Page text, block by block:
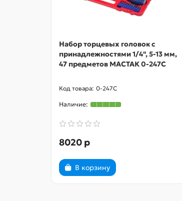
Набор торцевых головок с
принадлежностями 1/4", 5-13 мм,
47 предметов МАСТАК 0-247C
0-247C
8020 р
В корзину